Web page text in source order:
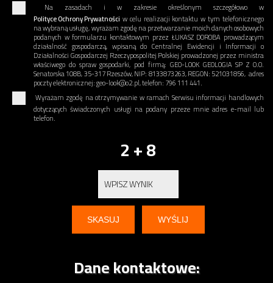
Na zasadach i w zakresie określonym szczegółowo w
Polityce Ochrony Prywatności w celu realizacji kontaktu w tym telefonicznego
na wybraną usługę, wyrażam zgodę na przetwarzanie moich danych osobowych
podanych w formularzu kontaktowym przez ŁUKASZ DOROBA prowadzącym
działalność gospodarczą, wpisaną do Centralnej Ewidencji i Informacji o
Działalności Gospodarczej Rzeczypospolitej Polskiej prowadzonej przez ministra
właściwego do spraw gospodarki, pod firmą: GEO-LOOK GEOLOGIA SP Z O.O.
Senatorska 108B, 35-317 Rzeszów, NIP: 8133873263, REGON: 521031856, adres
poczty elektronicznej: geo-look@o2.pl, telefon: 796 111 441.
Wyrażam zgodę na otrzymywanie w ramach Serwisu informacji handlowych
dotyczących świadczonych usługi na podany przeze mnie adres e-mail lub
telefon.
2 + 8
Dane kontaktowe: